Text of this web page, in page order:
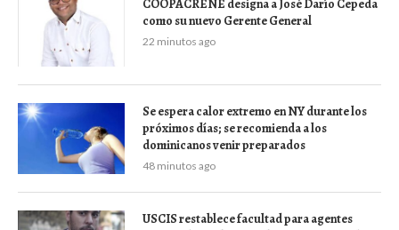
COOPACRENE designa a José Darío Cepeda
como su nuevo Gerente General
22 minutos ago
Se espera calor extremo en NY durante los
próximos días; se recomienda a los
dominicanos venir preparados
48 minutos ago
USCIS restablece facultad para agentes